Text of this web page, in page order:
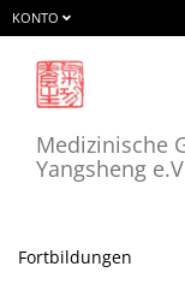
KONTO
Medizinische
Yangsheng
Fortbildungen